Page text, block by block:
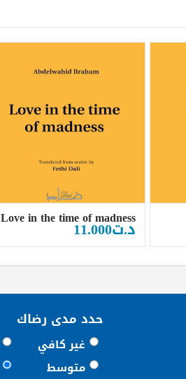
Love in the time of madness
د.ت11.000
حدد مدى رضاك
غير كافي
متوسط